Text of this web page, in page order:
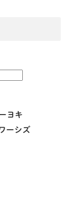
ヨキ
ーシズ